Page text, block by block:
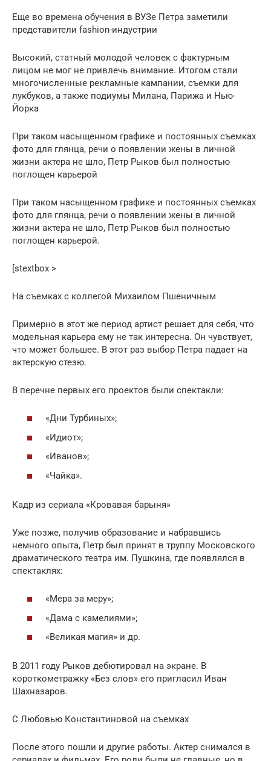
Еще во времена обучения в ВУЗе Петра заметили
представители fashion-индустрии
Высокий, статный молодой человек с фактурным
лицом не мог не привлечь внимание. Итогом стали
многочисленные рекламные кампании, съемки для
лукбуков, а также подиумы Милана, Парижа и Нью-
Йорка
При таком насыщенном графике и постоянных съемках
фото для глянца, речи о появлении жены в личной
жизни актера не шло, Петр Рыков был полностью
поглощен карьерой
При таком насыщенном графике и постоянных съемках
фото для глянца, речи о появлении жены в личной
жизни актера не шло, Петр Рыков был полностью
поглощен карьерой.
[stextbox >
На съемках с коллегой Михаилом Пшеничным
Примерно в этот же период артист решает для себя, что
модельная карьера ему не так интересна. Он чувствует,
что может большее. В этот раз выбор Петра падает на
актерскую стезю.
В перечне первых его проектов были спектакли:
«Дни Турбиных»;
«Идиот»;
«Иванов»;
«Чайка».
Кадр из сериала «Кровавая барыня»
Уже позже, получив образование и набравшись
немного опыта, Петр был принят в труппу Московского
драматического театра им. Пушкина, где появлялся в
спектаклях:
«Мера за меру»;
«Дама с камелиями»;
«Великая магия» и др.
В 2011 году Рыков дебютировал на экране. В
короткометражку «Без слов» его пригласил Иван
Шахназаров.
С Любовью Константиновой на съемках
После этого пошли и другие работы. Актер снимался в